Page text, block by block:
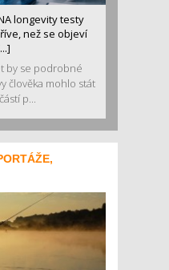
longevity testy
než se objeví
by se podrobné
člověka mohlo stát
p...